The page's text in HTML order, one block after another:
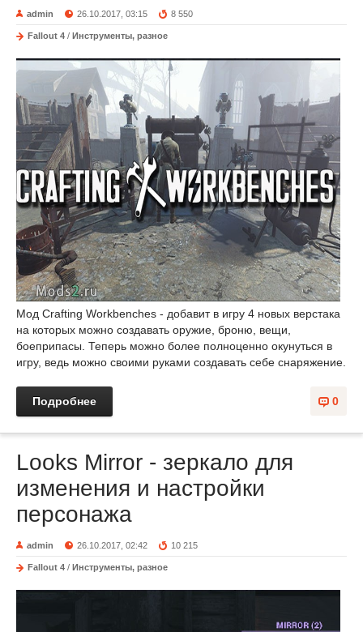
admin 26.10.2017, 03:15 8 550
Fallout 4 / Инструменты, разное
Мод Crafting Workbenches - добавит в игру 4 новых верстака
на которых можно создавать оружие, броню, вещи,
боеприпасы. Теперь можно более полноценно окунуться в
игру, ведь можно своими руками создавать себе снаряжение.
0
Подробнее
Looks Mirror - зеркало для
изменения и настройки
персонажа
admin 26.10.2017, 02:42 10 215
Fallout 4 / Инструменты, разное